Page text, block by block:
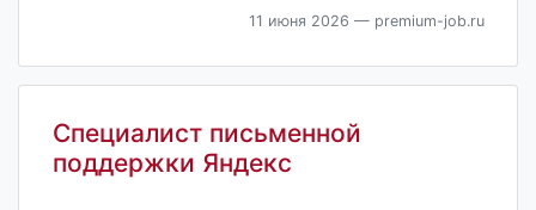
11 июня 2026 — premium-job.ru
Специалист письменной
поддержки Яндекс